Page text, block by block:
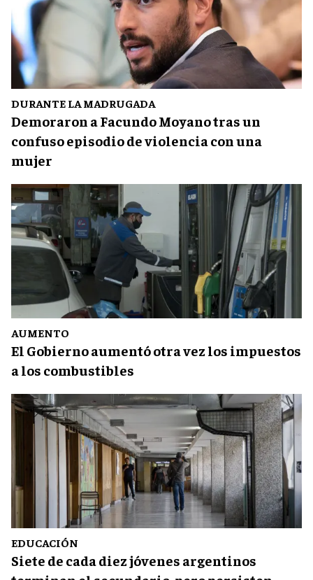
DURANTE LA MADRUGADA
Demoraron a Facundo Moyano tras un
confuso episodio de violencia con una
mujer
AUMENTO
El Gobierno aumentó otra vez los impuestos
a los combustibles
EDUCACIÓN
Siete de cada diez jóvenes argentinos